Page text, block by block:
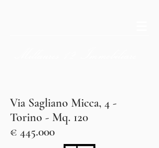
Via Sagliano Micca, 4 -
Torino - Mq. 120
€ 445.000